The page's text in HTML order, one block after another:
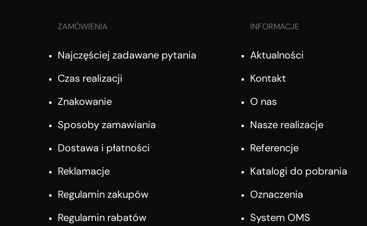
ZAMÓWIENIA
Najczęściej zadawane pytania
Czas realizacji
Znakowanie
Sposoby zamawiania
Dostawa i płatności
Reklamacje
Regulamin zakupów
Regulamin rabatów
INFORMACJE
Aktualności
Kontakt
O nas
Nasze realizacje
Referencje
Katalogi do pobrania
Oznaczenia
System OMS